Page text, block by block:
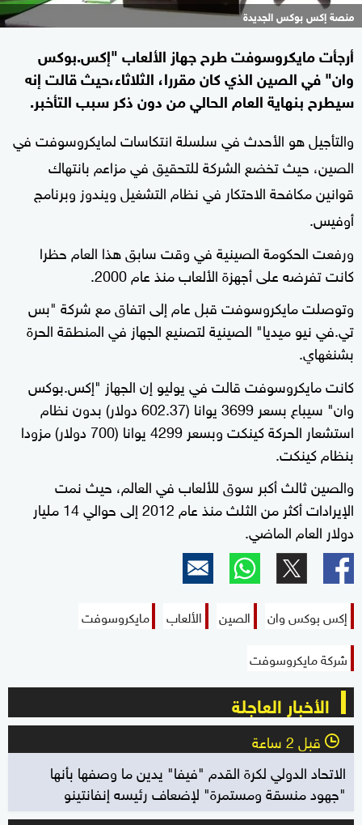
منصة إكس بوكس الجديدة
أرجأت مايكروسوفت طرح جهاز الألعاب "إكس.بوكس
وان" في الصين الذي كان مقررا، الثلاثاء،حيث قالت إنه
سيطرح بنهاية العام الحالي من دون ذكر سبب التأخبر.
والتأجيل هو الأحدث في سلسلة انتكاسات لمايكروسوفت في
الصين، حيث تخضع الشركة للتحقيق في مزاعم بانتهاك
قوانين مكافحة الاحتكار في نظام التشغيل ويندوز وبرنامج
أوفيس.
ورفعت الحكومة الصينية في وقت سابق هذا العام حظرا
كانت تفرضه على أجهزة الألعاب منذ عام 2000.
وتوصلت مايكروسوفت قبل عام إلى اتفاق مع شركة "بس
تي.في نيو ميديا" الصينية لتصنيع الجهاز في المنطقة الحرة
بشنغهاي.
كانت مايكروسوفت قالت في يوليو إن الجهاز "إكس.بوكس
وان" سيباع بسعر 3699 يوانا (602.37 دولار) بدون نظام
استشعار الحركة كينكت وبسعر 4299 يوانا (700 دولار) مزودا
بنظام كينكت.
والصين ثالث أكبر سوق للألعاب في العالم، حيث نمت
الإيرادات أكثر من الثلث منذ عام 2012 إلى حوالي 14 مليار
دولار العام الماضي.
إكس بوكس وان الصين الألعاب
مايكروسوفت
شركة مايكروسوفت
الأخبار العاجلة
l قبل 2 ساعة
الاتحاد الدولي لكرة القدم "فيفا" يدين ما وصفها بأنها
"جهود منسقة ومستمرة" لإضعاف رئيسه إنفانتينو